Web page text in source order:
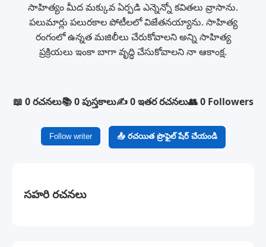
సాహిత్యం మీద మక్కువ ఏర్పడి ఎన్నెన్నో కవితలు వ్రాసాను.
పలుమార్లు పలురకాల పోటీలలో విజేతనయ్యాను. సాహిత్య
రంగంలో ఉన్నత మజిలీలు చేరుకోవాలని అన్ని సాహిత్య
ప్రక్రియలు ఇంకా బాగా వృద్ధి చేసుకోవాలని నా ఆకాంక్ష.
📖 0 రచనలు📚 0 పుస్తకాలు✍️ 0 ఇతర రచనలు👥 0 Followers
Follow writer 📤 రచయిత ప్రొఫైల్ షేర్ చేయండి
సహరి రచనలు